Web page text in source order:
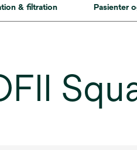
& filtration Pasienter